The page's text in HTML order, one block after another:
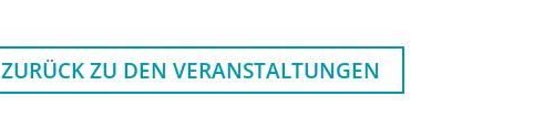
ZURÜCK ZU DEN VERANSTALTUNGEN